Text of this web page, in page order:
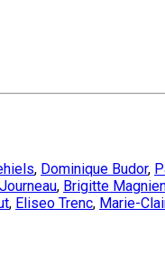
, Dominique Budor,
, Brigitte
, Eliseo Trenc, Marie-